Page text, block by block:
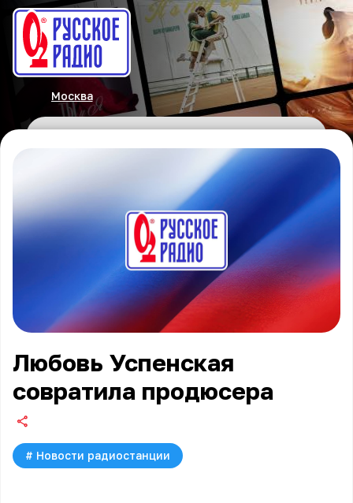
Москва
Любовь Успенская
совратила продюсера
# Новости радиостанции